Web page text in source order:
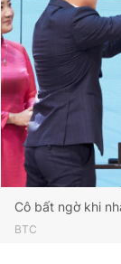
Cô bất ngờ khi
BTC